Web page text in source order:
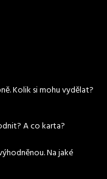
Kolik si mohu vydělat?
A co karta?
Na jaké